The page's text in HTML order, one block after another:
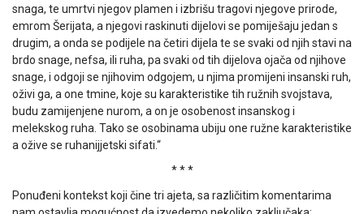
snaga, te umrtvi njegov plamen i izbrišu tragovi njegove prirode,
emrom Šerijata, a njegovi raskinuti dijelovi se pomiješaju jedan s
drugim, a onda se podijele na četiri dijela te se svaki od njih stavi na
brdo snage, nefsa, ili ruha, pa svaki od tih dijelova ojača od njihove
snage, i odgoji se njihovim odgojem, u njima promijeni insanski ruh,
oživi ga, a one tmine, koje su karakteristike tih ružnih svojstava,
budu zamijenjene nurom, a on je osobenost insanskog i
melekskog ruha. Tako se osobinama ubiju one ružne karakteristike
a ožive se ruhanijjetski sifati.“
* * *
Ponuđeni kontekst koji čine tri ajeta, sa različitim komentarima